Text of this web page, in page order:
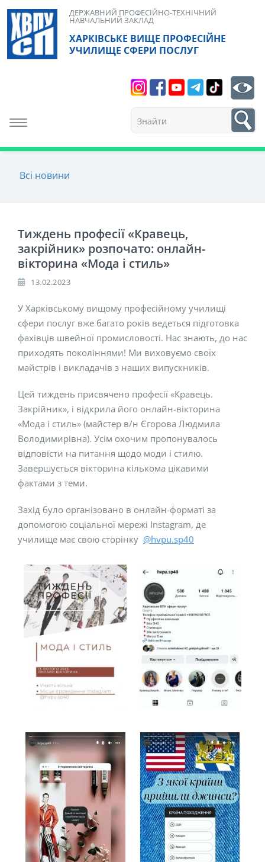
Skip
content
ХАРКІВСЬКЕ ВИЩЕ ПРОФЕСІЙНЕ
УЧИЛИЩЕ СФЕРИ ПОСЛУГ
ДЕРЖАВНИЙ ПРОФЕСІЙНО-ТЕХНІЧНИЙ
НАВЧАЛЬНИЙ ЗАКЛАД
Toggle navigation
1
Всі новини
Тиждень професії «Кравець,
закрійник» розпочато: онлайн-
вікторина «Мода і стиль»
13.02.2023
У Харківському вищому професійному училищі
сфери послуг вже багато років ведеться підготовка
фахівців швейної промисловості. Нас знають, до нас
приходять поколіннями! Ми виховуємо своїх
майстрів і викладачів з наших випускників.
Цей тиждень присвячено професії «Кравець.
Закрійник», і відкрила його онлайн-вікторина
«Мода і стиль» (майстер в/н Єгорова Людмила
Володимирівна). Усім охочим пропонувалось
відповісти на питання щодо моди і стилю.
Завершується вікторина кількома цікавими
фактами з теми.
Захід було організовано в онлайн-форматі за
допомогою соціальної мережі Instagram, де
училище має свою сторінку @hvpu.sp40